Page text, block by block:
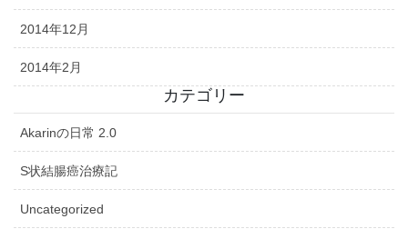
2014年12月
2014年2月
カテゴリー
Akarinの日常 2.0
S状結腸癌治療記
Uncategorized